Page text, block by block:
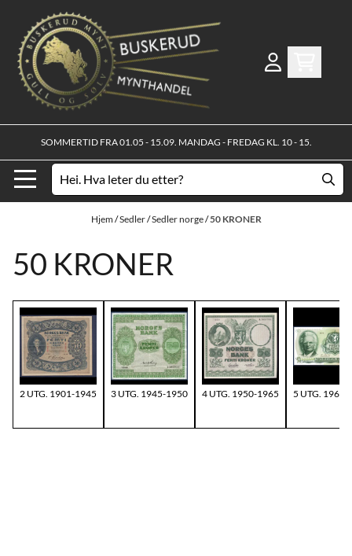
Hopp til innhold
SOMMERTID FRA 01.05 - 15.09. MANDAG - FREDAG KL. 10 - 15.
Hjem/Sedler/Sedler norge/50 KRONER
50 KRONER
2 UTG. 1901-1945 3 UTG. 1945-1950 4 UTG. 1950-1965 5 UTG. 1966-